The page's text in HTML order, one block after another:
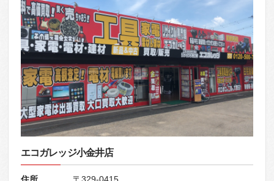
エコガレッジ小金井店